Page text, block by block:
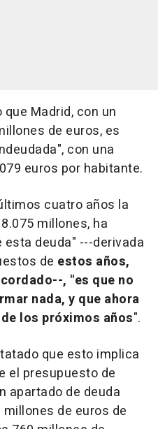
Madrid, con un
de euros, es
con una
euros por habitante.
cuatro años la
millones, ha
esta deuda" ---derivada
de estos años,
, "es que no
nada, y que ahora
los próximos años".
que esto implica
el presupuesto de
apartado de deuda
de euros de